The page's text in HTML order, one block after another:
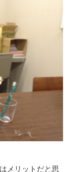
メリットだと思